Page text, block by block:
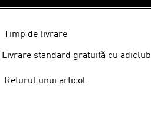
Timp de livrare
Livrare standard gratuită cu adiclub
Returul unui articol